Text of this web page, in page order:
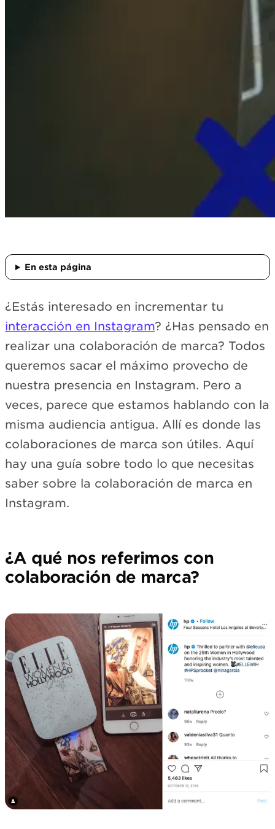
En esta página
¿Estás interesado en incrementar tu
interacción en Instagram? ¿Has pensado en
realizar una colaboración de marca? Todos
queremos sacar el máximo provecho de
nuestra presencia en Instagram. Pero a
veces, parece que estamos hablando con la
misma audiencia antigua. Allí es donde las
colaboraciones de marca son útiles. Aquí
hay una guía sobre todo lo que necesitas
saber sobre la colaboración de marca en
Instagram.
¿A qué nos referimos con
colaboración de marca?